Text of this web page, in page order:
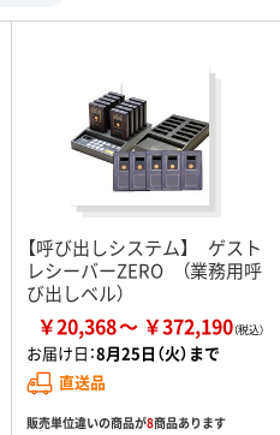
【呼び出しシステム】 ゲスト
レシーバーZERO （業務用呼
び出しベル）
￥20,368 ￥372,190
お届け日：8月25日（火）まで
直送品
販売単位違いの商品が8商品あります